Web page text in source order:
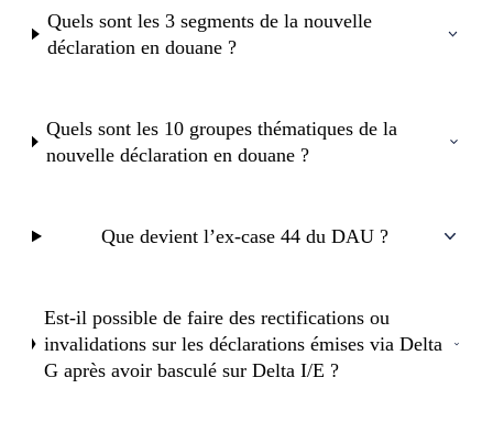
Quels sont les 3 segments de la nouvelle
déclaration en douane ?
Quels sont les 10 groupes thématiques de la
nouvelle déclaration en douane ?
Que devient l’ex-case 44 du DAU ?
Est-il possible de faire des rectifications ou
invalidations sur les déclarations émises via Delta
G après avoir basculé sur Delta I/E ?